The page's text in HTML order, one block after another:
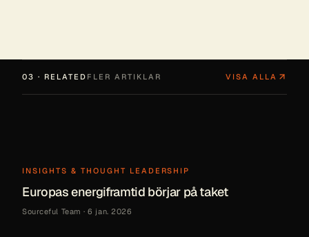
03 · RELATED FLER ARTIKLAR VISA ALLA
INSIGHTS & THOUGHT LEADERSHIP
Europas energiframtid börjar på taket
Sourceful Team ·6 jan. 2026